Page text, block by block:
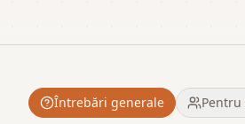
Întrebări generale